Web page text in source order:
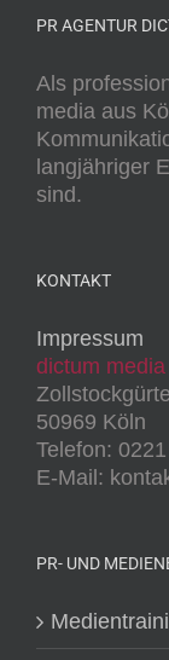
PR AGENTUR
Als
media aus
langjähriger
sind.
KONTAKT
Impressum
dictum media
50969 Köln
Telefon:
E-Mail:
PR- UND